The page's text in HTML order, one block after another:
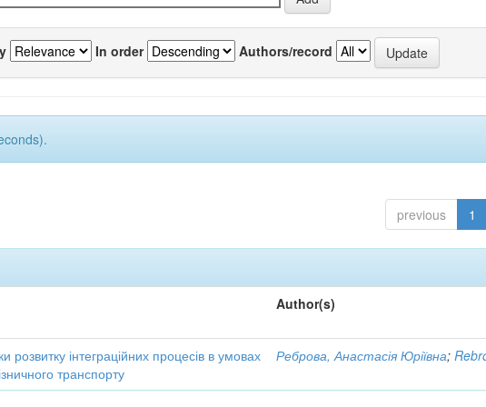
In order Authors/record
previous 1
Author(s)
розвитку інтеграційних процесів в умовах
транспорту
Реброва, Анастасія Юріївна;